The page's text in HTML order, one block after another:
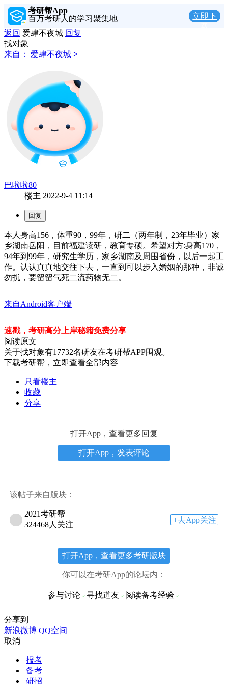
考研帮App
百万考研人的学习聚集地
立即下
返回 爱肆不夜城 回复
找对象
来自：
爱肆不夜城 >
巴啦啦80
楼主 2022-9-4 11:14
本人身高156，体重90，99年，研二（两年制，23年毕业）家
乡湖南岳阳，目前福建读研，教育专硕。希望对方:身高170，
94年到99年，研究生学历，家乡湖南及周围省份，以后一起工
作。认认真真地交往下去，一直到可以步入婚姻的那种，非诚
勿扰，要留留气死二流药物无二。
来自Android客户端
速戳，考研高分上岸秘籍免费分享
阅读原文
关于找对象有17732名研友在考研帮APP围观。
下载考研帮，立即查看全部内容
只看楼主
收藏
分享
打开App，查看更多回复
打开App，发表评论
该帖子来自版块：
2021考研帮
324468人关注
+去App关注
打开App，查看更多考研版块
你可以在考研App的论坛内：
参与讨论 寻找道友 阅读备考经验
分享到
新浪微博 QQ空间
取消
|报考
|备考
|研招